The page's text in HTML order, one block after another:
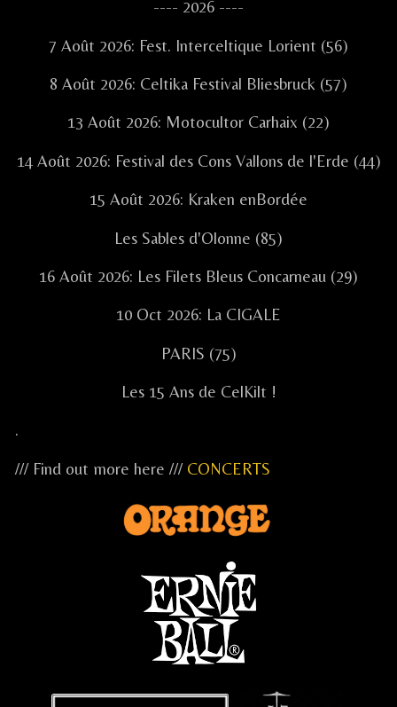
---- 2026 ----
7 Août 2026: Fest. Interceltique Lorient (56)
8 Août 2026: Celtika Festival Bliesbruck (57)
13 Août 2026: Motocultor Carhaix (22)
14 Août 2026: Festival des Cons Vallons de l'Erde (44)
15 Août 2026: Kraken enBordée
Les Sables d'Olonne (85)
16 Août 2026: Les Filets Bleus Concarneau (29)
10 Oct 2026: La CIGALE
PARIS (75)
Les 15 Ans de CelKilt !
.
/// Find out more here /// CONCERTS